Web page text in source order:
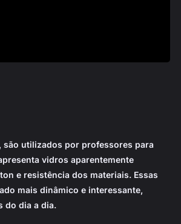
utilizados por professores para
vidros aparentemente
e resistência dos materiais. Essas
mais dinâmico e interessante,
do dia a dia.